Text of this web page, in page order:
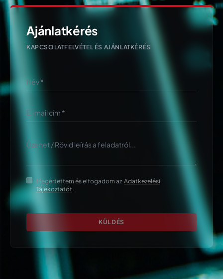
Ajánlatkérés
KAPCSOLATFELVÉTEL ÉS AJÁNLATKÉRÉS
Megértettem és elfogadom az Adatkezelési
Tájékoztatót